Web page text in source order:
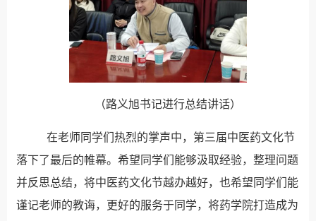
（路义旭书记进行总结讲话）
在老师同学们热烈的掌声中，第三届中医药文化节
落下了最后的帷幕。希望同学们能够汲取经验，整理问题
并反思总结，将中医药文化节越办越好，也希望同学们能
谨记老师的教诲，更好的服务于同学，将药学院打造成为